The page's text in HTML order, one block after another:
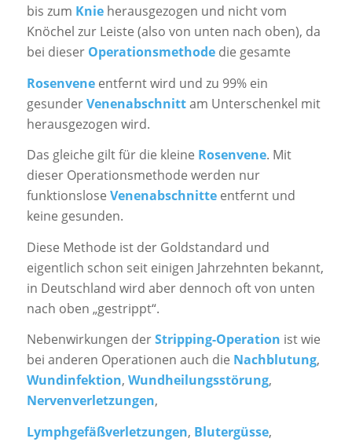
bis zum Knieherausgezogen und nicht vom
Knöchel zur Leiste (also von unten nach oben), da
bei dieser Operationsmethodedie gesamte
Rosenveneentfernt wird und zu 99% ein
gesunderVenenabschnittam Unterschenkel mit
herausgezogen wird.
Das gleiche gilt für die kleine Rosenvene. Mit
dieser Operationsmethode werden nur
funktionslose Venenabschnitteentfernt und
keine gesunden.
Diese Methode ist der Goldstandard und
eigentlich schon seit einigen Jahrzehnten bekannt,
in Deutschland wird aber dennoch oft von unten
nach oben „gestrippt“.
Nebenwirkungen derStripping-Operation ist wie
bei anderen Operationen auch die Nachblutung,
Wundinfektion, Wundheilungsstörung,
Nervenverletzungen,
Lymphgefäßverletzungen, Blutergüsse,